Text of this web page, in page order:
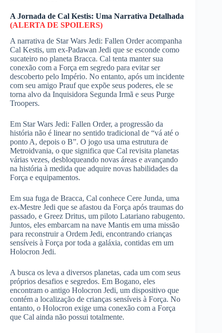
A Jornada de Cal Kestis: Uma Narrativa Detalhada
(ALERTA DE SPOILERS)
A narrativa de Star Wars Jedi: Fallen Order acompanha
Cal Kestis, um ex-Padawan Jedi que se esconde como
sucateiro no planeta Bracca. Cal tenta manter sua
conexão com a Força em segredo para evitar ser
descoberto pelo Império. No entanto, após um incidente
com seu amigo Prauf que expõe seus poderes, ele se
torna alvo da Inquisidora Segunda Irmã e seus Purge
Troopers.
Em Star Wars Jedi: Fallen Order, a progressão da
história não é linear no sentido tradicional de “vá até o
ponto A, depois o B”. O jogo usa uma estrutura de
Metroidvania, o que significa que Cal revisita planetas
várias vezes, desbloqueando novas áreas e avançando
na história à medida que adquire novas habilidades da
Força e equipamentos.
Em sua fuga de Bracca, Cal conhece Cere Junda, uma
ex-Mestre Jedi que se afastou da Força após traumas do
passado, e Greez Dritus, um piloto Latariano rabugento.
Juntos, eles embarcam na nave Mantis em uma missão
para reconstruir a Ordem Jedi, encontrando crianças
sensíveis à Força por toda a galáxia, contidas em um
Holocron Jedi.
A busca os leva a diversos planetas, cada um com seus
próprios desafios e segredos. Em Bogano, eles
encontram o antigo Holocron Jedi, um dispositivo que
contém a localização de crianças sensíveis à Força. No
entanto, o Holocron exige uma conexão com a Força
que Cal ainda não possui totalmente.